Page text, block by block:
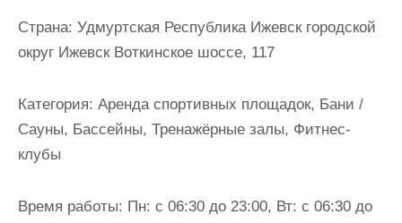
Страна: Удмуртская Республика Ижевск городской
округ Ижевск Воткинское шоссе, 117
Категория: Аренда спортивных площадок, Бани /
Сауны, Бассейны, Тренажёрные залы, Фитнес-
клубы
Время работы: Пн: с 06:30 до 23:00, Вт: с 06:30 до